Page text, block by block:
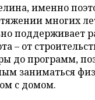
именно
многих
поддерживает
– от
до программ,
заниматься
с домом.